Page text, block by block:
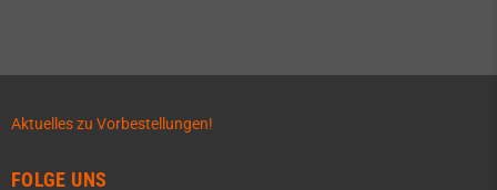
Aktuelles zu Vorbestellungen!
FOLGE UNS